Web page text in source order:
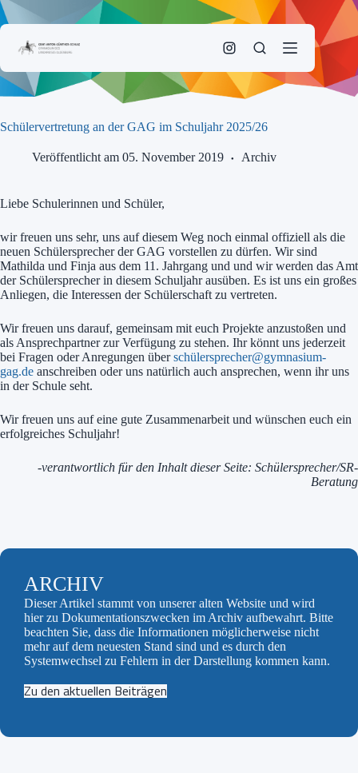
Zum
Inhalt
Schülervertretung an der GAG im Schuljahr 2025/26
Veröffentlicht am 05. November 2019 Archiv
Liebe Schulerinnen und Schüler,
wir freuen uns sehr, uns auf diesem Weg noch einmal offiziell als die
neuen Schülersprecher der GAG vorstellen zu dürfen. Wir sind
Mathilda und Finja aus dem 11. Jahrgang und und wir werden das Amt
der Schülersprecher in diesem Schuljahr ausüben. Es ist uns ein großes
Anliegen, die Interessen der Schülerschaft zu vertreten.
Wir freuen uns darauf, gemeinsam mit euch Projekte anzustoßen und
als Ansprechpartner zur Verfügung zu stehen. Ihr könnt uns jederzeit
bei Fragen oder Anregungen überschülersprecher@gymnasium-
gag.de anschreiben oder uns natürlich auch ansprechen, wenn ihr uns
in der Schule seht.
Wir freuen uns auf eine gute Zusammenarbeit und wünschen euch ein
erfolgreiches Schuljahr!
-verantwortlich für den Inhalt dieser Seite: Schülersprecher/SR-
Beratung
ARCHIV
Dieser Artikel stammt von unserer alten Website und wird
hier zu Dokumentationszwecken im Archiv aufbewahrt. Bitte
beachten Sie, dass die Informationen möglicherweise nicht
mehr auf dem neuesten Stand sind und es durch den
Systemwechsel zu Fehlern in der Darstellung kommen kann.
Zu den aktuellen Beiträgen